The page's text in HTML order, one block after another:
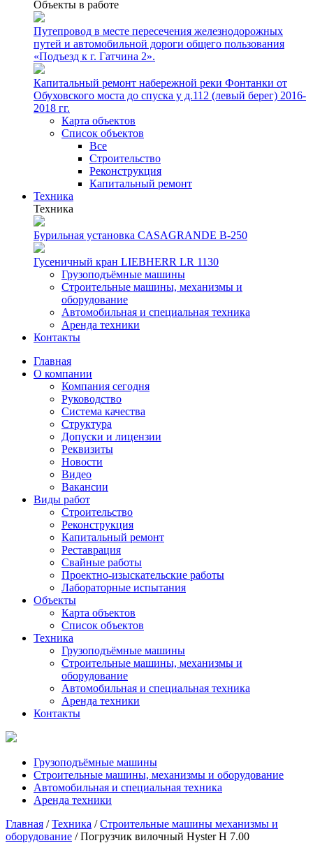
Объекты в работе
Путепровод в месте пересечения железнодорожных
путей и автомобильной дороги общего пользования
«Подъезд к г. Гатчина 2».
Капитальный ремонт набережной реки Фонтанки от
Обуховского моста до спуска у д.112 (левый берег) 2016-
2018 гг.
Карта объектов
Список объектов
Все
Строительство
Реконструкция
Капитальный ремонт
Техника
Техника
Бурильная установка CASAGRANDE B-250
Гусеничный кран LIEBHERR LR 1130
Грузоподъёмные машины
Строительные машины, механизмы и
оборудование
Автомобильная и специальная техника
Аренда техники
Контакты
Главная
О компании
Компания сегодня
Руководство
Система качества
Структура
Допуски и лицензии
Реквизиты
Новости
Видео
Вакансии
Виды работ
Строительство
Реконструкция
Капитальный ремонт
Реставрация
Свайные работы
Проектно-изыскательские работы
Лабораторные испытания
Объекты
Карта объектов
Список объектов
Техника
Грузоподъёмные машины
Строительные машины, механизмы и
оборудование
Автомобильная и специальная техника
Аренда техники
Контакты
Грузоподъёмные машины
Строительные машины, механизмы и оборудование
Автомобильная и специальная техника
Аренда техники
Главная /Техника /Строительные машины механизмы и
оборудование / Погрузчик вилочный Hyster H 7.00